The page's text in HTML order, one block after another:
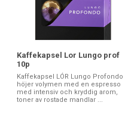
Kaffekapsel Lor Lungo prof
10p
Kaffekapsel LÓR Lungo Profondo
höjer volymen med en espresso
med intensiv och kryddig arom,
toner av rostade mandlar ...